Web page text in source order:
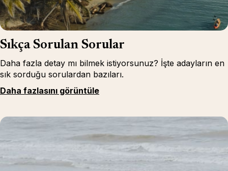
Sıkça Sorulan Sorular
Daha fazla detay mı bilmek istiyorsunuz? İşte adayların en
sık sorduğu sorulardan bazıları.
Daha fazlasını görüntüle